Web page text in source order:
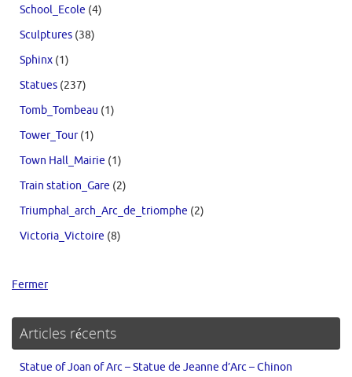
School_Ecole (4)
Sculptures (38)
Sphinx (1)
Statues (237)
Tomb_Tombeau (1)
Tower_Tour(1)
Town Hall_Mairie (1)
Train station_Gare (2)
Triumphal_arch_Arc_de_triomphe (2)
Victoria_Victoire (8)
Fermer
Articles récents
Statue of Joan of Arc – Statue de Jeanne d’Arc – Chinon